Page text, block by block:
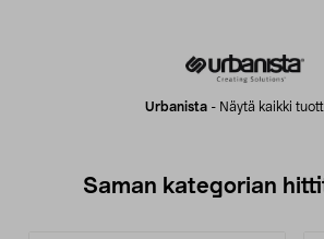
Urbanista - Näytä kaikki
Saman kategorian